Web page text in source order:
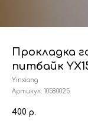
Прокладка
питбайк
Yinxiang
Артикул: 10580025
400 р.